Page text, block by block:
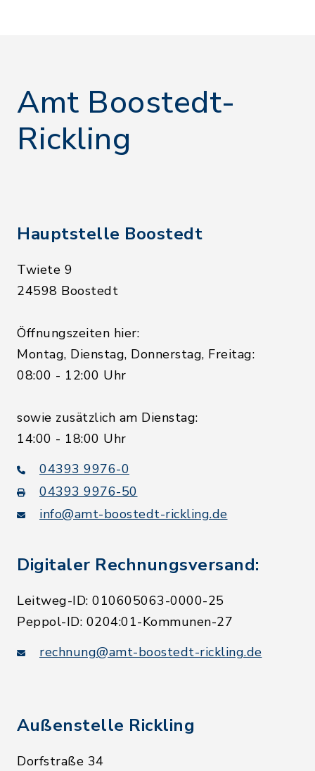
Amt Boostedt-
Rickling
Hauptstelle Boostedt
Twiete 9
24598 Boostedt
Öffnungszeiten hier:
Montag, Dienstag, Donnerstag, Freitag:
08:00 - 12:00 Uhr
sowie zusätzlich am Dienstag:
14:00 - 18:00 Uhr
04393 9976-0
04393 9976-50
info@amt-boostedt-rickling.de
Digitaler Rechnungsversand:
Leitweg-ID: 010605063-0000-25
Peppol-ID: 0204:01-Kommunen-27
rechnung@amt-boostedt-rickling.de
Außenstelle Rickling
Dorfstraße 34